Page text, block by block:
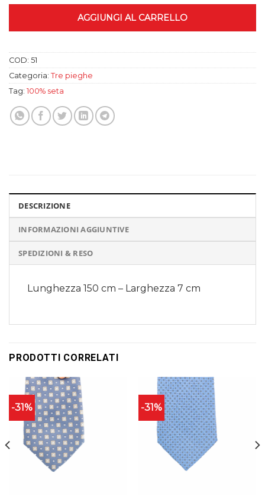
AGGIUNGI AL CARRELLO
COD: 51
Categoria: Tre pieghe
Tag: 100% seta
DESCRIZIONE
INFORMAZIONI AGGIUNTIVE
SPEDIZIONI & RESO
Lunghezza 150 cm – Larghezza 7 cm
PRODOTTI CORRELATI
-31% -31%